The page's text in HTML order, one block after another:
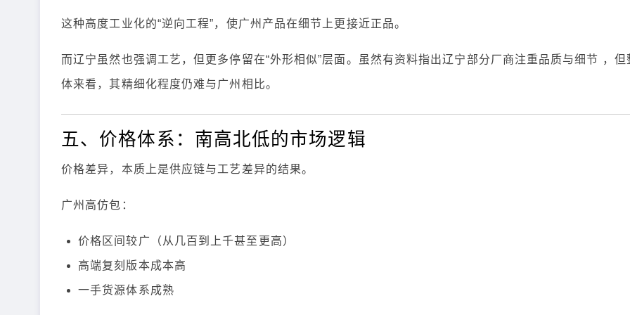
这种高度工业化的“逆向工程”，使广州产品在细节上更接近正品。
而辽宁虽然也强调工艺，但更多停留在“外形相似”层面。虽然有资料指出辽宁部分厂商注重品质与细节 ，但
体来看，其精细化程度仍难与广州相比。
五、价格体系：南高北低的市场逻辑
价格差异，本质上是供应链与工艺差异的结果。
广州高仿包：
价格区间较广（从几百到上千甚至更高）
高端复刻版本成本高
一手货源体系成熟